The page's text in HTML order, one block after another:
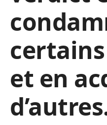
et en